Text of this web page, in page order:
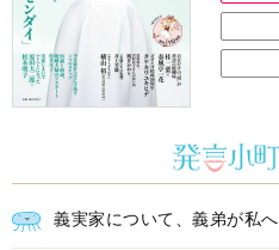
義実家について、義弟が私